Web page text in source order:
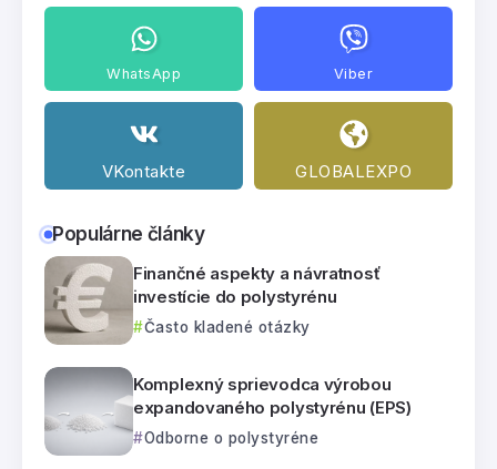
WhatsApp Viber
VKontakte GLOBALEXPO
Populárne články
Finančné aspekty a návratnosť
investície do polystyrénu
Často kladené otázky
Komplexný sprievodca výrobou
expandovaného polystyrénu (EPS)
Odborne o polystyréne